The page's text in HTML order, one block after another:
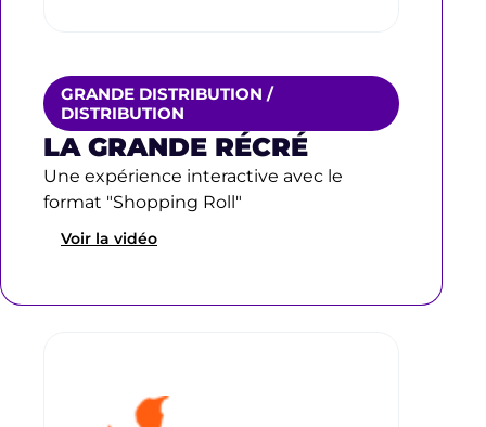
GRANDE DISTRIBUTION /
DISTRIBUTION
LA GRANDE RÉCRÉ
Une expérience interactive avec le
format "Shopping Roll"
Voir la vidéo